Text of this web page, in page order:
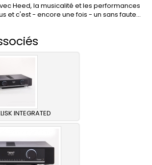
Heed, la musicalité et les performances
et c'est - encore une fois - un sans faute...
INTEGRATED